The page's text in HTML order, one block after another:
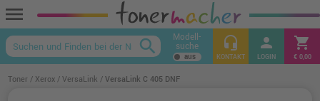
menu
keyboard_arrow_up
search Modell-
suche headset_mic
KONTAKT
person
LOGIN
shopping_cart
€ 0,00
Toner Xerox VersaLink VersaLink C 405 DNF